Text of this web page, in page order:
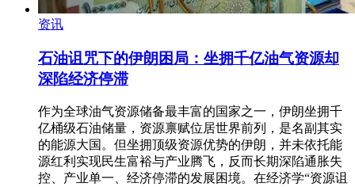
资讯
石油诅咒下的伊朗困局：坐拥千亿油气资源却
深陷经济停滞
作为全球油气资源储备最丰富的国家之一，伊朗坐拥千
亿桶级石油储量，资源禀赋位居世界前列，是名副其实
的能源大国。但坐拥顶级资源优势的伊朗，并未依托能
源红利实现民生富裕与产业腾飞，反而长期深陷通胀失
控、产业单一、经济停滞的发展困境。在经济学“资源诅